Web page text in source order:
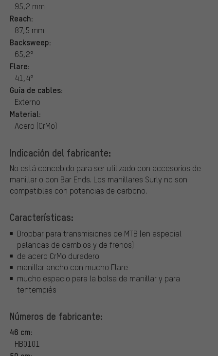
95,2 mm
Reach:
87,5 mm
Backsweep:
65,2°
Flare:
41,4°
Guía de cables:
Externo
Material:
Acero (CrMo)
Indicación del fabricante:
No está concebido para ser utilizado con accesorios de
manillar o con Bar Ends. Los manillares Surly no son
compatibles con potencias de carbono.
Características:
Dropbar para transmisiones de MTB (en especial
palancas de cambios y de frenos)
de acero CrMo duradero
manillar ancho con mucho Flare
mucho espacio para la bolsa de manillar y para
tentempiés
Números de fabricante:
46 cm:
HB0101